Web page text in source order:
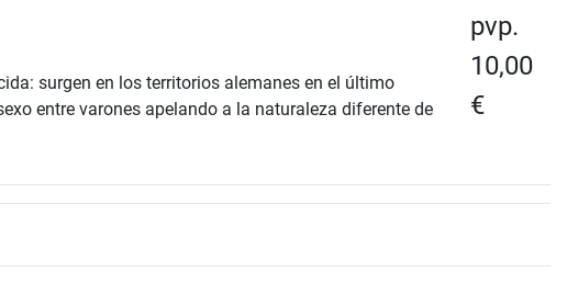
surgen en los territorios alemanes en el último
entre varones apelando a la naturaleza diferente de
pvp.
10,00
€